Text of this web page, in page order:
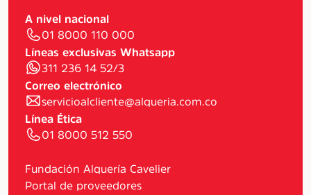
A nivel nacional
01 8000 110 000
Líneas exclusivas Whatsapp
311 236 14 52/3
Correo electrónico
servicioalcliente@alqueria.com.co
Línea Ética
01 8000 512 550
Fundación Alquería Cavelier
Portal de proveedores